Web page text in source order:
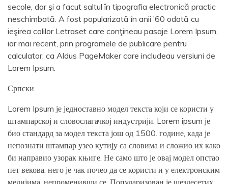
secole, dar şi a facut saltul în tipografia electronică practic
neschimbată. A fost popularizată în anii ’60 odată cu
ieşirea colilor Letraset care conţineau pasaje Lorem Ipsum,
iar mai recent, prin programele de publicare pentru
calculator, ca Aldus PageMaker care includeau versiuni de
Lorem Ipsum.
Српски
Lorem Ipsum је једноставно модел текста који се користи у
штампарској и словослагачкој индустрији. Lorem ipsum је
био стандард за модел текста још од 1500. године, када је
непознати штампар узео кутију са словима и сложио их како
би направио узорак књиге. Не само што је овај модел опстао
пет векова, него је чак почео да се користи и у електронским
медијима, непроменивши се. Популаризован је шездесетих